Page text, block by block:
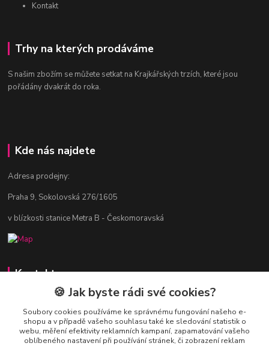
Kontakt
Trhy na kterých prodáváme
S našim zbožím se můžete setkat na Krajkářských trzích, které jsou
pořádány dvakrát do roka.
Kde nás najdete
Adresa prodejny:
Praha 9, Sokolovská 276/1605
v blízkosti stanice Metra B - Českomoravská
Kontakty
Jitka Vlasáková
281 916 793
Po-Čt 8-16:30, Pá 8-14:30
🍪 Jak byste rádi své cookies?
Soubory cookies používáme ke správnému fungování našeho e-
shopu a v případě vašeho souhlasu také ke sledování statistik o
webu, měření efektivity reklamních kampaní, zapamatování vašeho
oblíbeného nastavení při používání stránek, či zobrazení reklam